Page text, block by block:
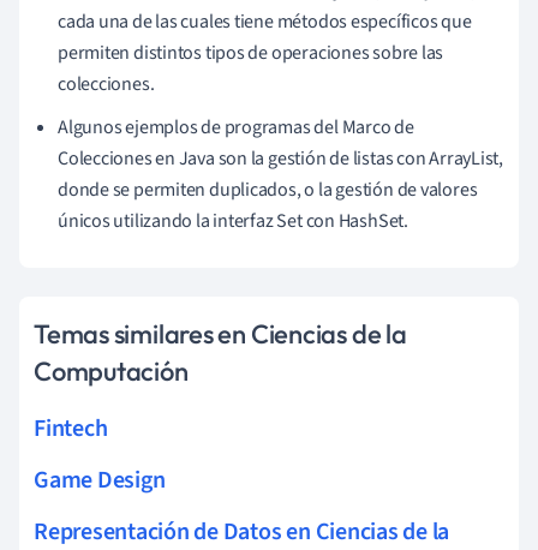
cada una de las cuales tiene métodos específicos que
permiten distintos tipos de operaciones sobre las
colecciones.
Algunos ejemplos de programas del Marco de
Colecciones en Java son la gestión de listas con ArrayList,
donde se permiten duplicados, o la gestión de valores
únicos utilizando la interfaz Set con HashSet.
Temas similares en Ciencias de la
Computación
Fintech
Game Design
Representación de Datos en Ciencias de la